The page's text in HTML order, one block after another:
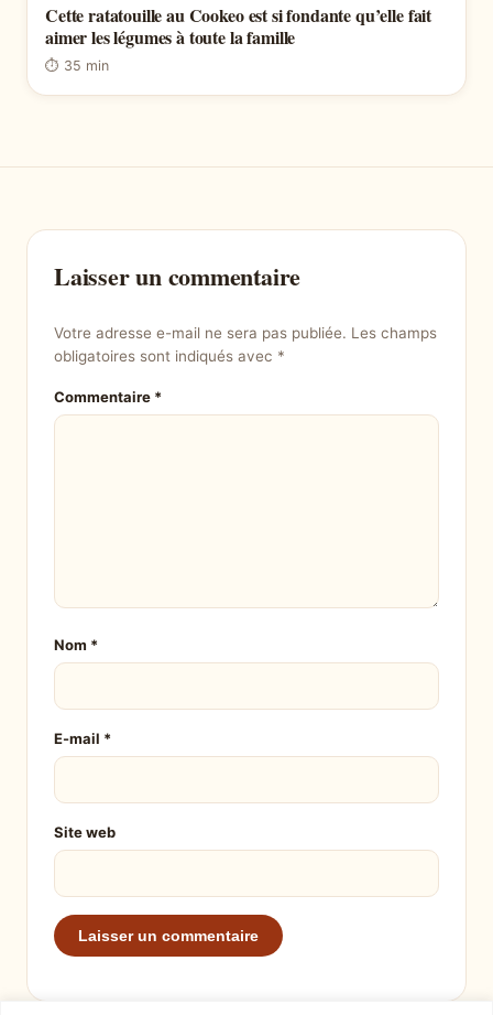
Cette ratatouille au Cookeo est si fondante qu’elle fait
aimer les légumes à toute la famille
⏱ 35 min
Laisser un commentaire
Votre adresse e-mail ne sera pas publiée. Les champs
obligatoires sont indiqués avec *
Commentaire *
Nom *
E-mail *
Site web